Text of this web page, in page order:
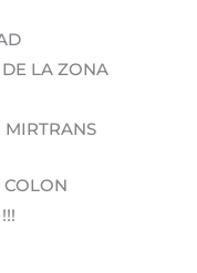
LA ZONA
MIRTRANS